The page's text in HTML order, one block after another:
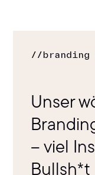
//
Unser
– viel
Bullsh*t